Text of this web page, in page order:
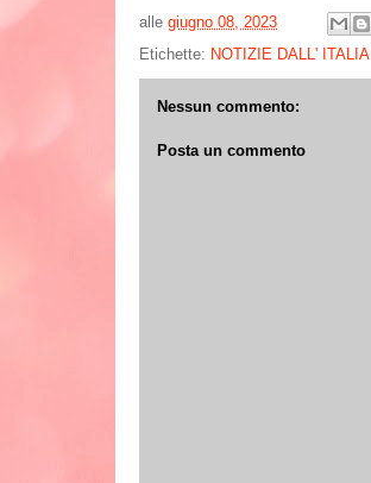
alle giugno 08, 2023
Etichette: NOTIZIE DALL' ITALIA
Nessun commento:
Posta un commento